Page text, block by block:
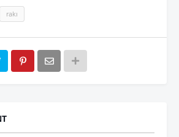
rakı